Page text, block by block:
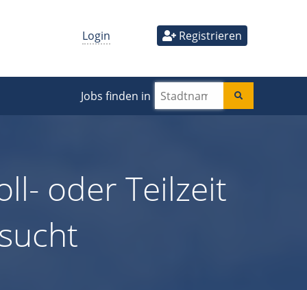
Login Registrieren
Jobs finden in
oder Teilzeit